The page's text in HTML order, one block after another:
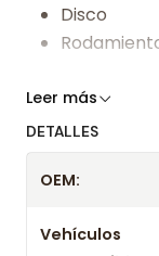
Disco
Somos
tienda previo
Leer más
DETALLES
OEM:
Vehículos